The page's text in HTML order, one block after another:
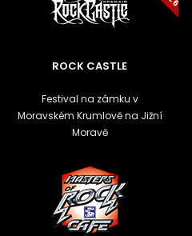
ROCK CASTLE
Festival na zámku v
Moravském Krumlově na Jižní
Moravě